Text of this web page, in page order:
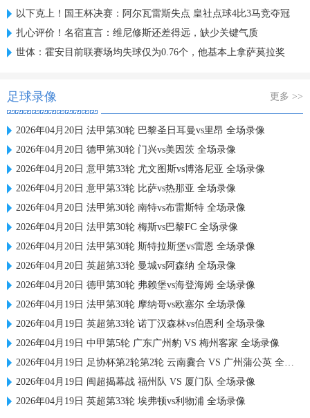
以下克上！国王杯决赛：阿尔瓦雷斯失点 皇社点球4比3马竞夺冠
扎心评价！名宿直言：维尼修斯还差得远，缺少关键气质
世体：霍安目前联赛场均失球仅为0.76个，他基本上拿萨莫拉奖
足球录像 更多 >>
2026年04月20日 法甲第30轮 巴黎圣日耳曼vs里昂 全场录像
2026年04月20日 德甲第30轮 门兴vs美因茨 全场录像
2026年04月20日 意甲第33轮 尤文图斯vs博洛尼亚 全场录像
2026年04月20日 意甲第33轮 比萨vs热那亚 全场录像
2026年04月20日 法甲第30轮 南特vs布雷斯特 全场录像
2026年04月20日 法甲第30轮 梅斯vs巴黎FC 全场录像
2026年04月20日 法甲第30轮 斯特拉斯堡vs雷恩 全场录像
2026年04月20日 英超第33轮 曼城vs阿森纳 全场录像
2026年04月20日 德甲第30轮 弗赖堡vs海登海姆 全场录像
2026年04月19日 法甲第30轮 摩纳哥vs欧塞尔 全场录像
2026年04月19日 英超第33轮 诺丁汉森林vs伯恩利 全场录像
2026年04月19日 中甲第5轮 广东广州豹 VS 梅州客家 全场录像
2026年04月19日 足协杯第2轮第2轮 云南爨合 VS 广州蒲公英 全场录像
2026年04月19日 闽超揭幕战 福州队 VS 厦门队 全场录像
2026年04月19日 英超第33轮 埃弗顿vs利物浦 全场录像